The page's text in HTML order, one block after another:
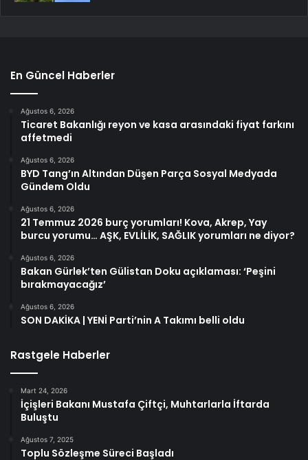
En Güncel Haberler
Ağustos 6, 2026
Ticaret Bakanlığı reyon ve kasa arasındaki fiyat farkını
affetmedi
Ağustos 6, 2026
BYD Tang’ın Altından Düşen Parça Sosyal Medyada
Gündem Oldu
Ağustos 6, 2026
21 Temmuz 2026 burç yorumları! Kova, Akrep, Yay
burcu yorumu… AŞK, EVLİLİK, SAĞLIK yorumları ne diyor?
Ağustos 6, 2026
Bakan Gürlek’ten Gülistan Doku açıklaması: ‘Peşini
bırakmayacağız’
Ağustos 6, 2026
SON DAKİKA | YENİ Parti’nin A Takımı belli oldu
Rastgele Haberler
Mart 24, 2026
İçişleri Bakanı Mustafa Çiftçi, Muhtarlarla İftarda
Buluştu
Ağustos 7, 2025
Toplu Sözleşme Süreci Başladı